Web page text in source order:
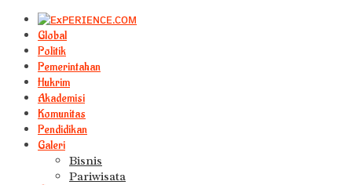
Global
Politik
Pemerintahan
Hukrim
Akademisi
Komunitas
Pendidikan
Galeri
Bisnis
Pariwisata